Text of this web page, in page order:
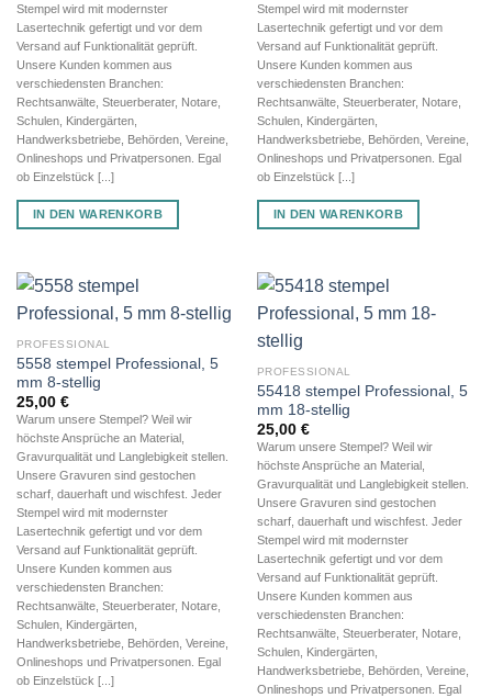
Stempel wird mit modernster
Lasertechnik gefertigt und vor dem
Versand auf Funktionalität geprüft.
Unsere Kunden kommen aus
verschiedensten Branchen:
Rechtsanwälte, Steuerberater, Notare,
Schulen, Kindergärten,
Handwerksbetriebe, Behörden, Vereine,
Onlineshops und Privatpersonen. Egal
ob Einzelstück [...]
IN DEN WARENKORB
Stempel wird mit modernster
Lasertechnik gefertigt und vor dem
Versand auf Funktionalität geprüft.
Unsere Kunden kommen aus
verschiedensten Branchen:
Rechtsanwälte, Steuerberater, Notare,
Schulen, Kindergärten,
Handwerksbetriebe, Behörden, Vereine,
Onlineshops und Privatpersonen. Egal
ob Einzelstück [...]
IN DEN WARENKORB
PROFESSIONAL
5558 stempel Professional, 5
mm 8-stellig
25,00 €
Warum unsere Stempel? Weil wir
höchste Ansprüche an Material,
Gravurqualität und Langlebigkeit stellen.
Unsere Gravuren sind gestochen
scharf, dauerhaft und wischfest. Jeder
Stempel wird mit modernster
Lasertechnik gefertigt und vor dem
Versand auf Funktionalität geprüft.
Unsere Kunden kommen aus
verschiedensten Branchen:
Rechtsanwälte, Steuerberater, Notare,
Schulen, Kindergärten,
Handwerksbetriebe, Behörden, Vereine,
Onlineshops und Privatpersonen. Egal
ob Einzelstück [...]
PROFESSIONAL
55418 stempel Professional, 5
mm 18-stellig
25,00 €
Warum unsere Stempel? Weil wir
höchste Ansprüche an Material,
Gravurqualität und Langlebigkeit stellen.
Unsere Gravuren sind gestochen
scharf, dauerhaft und wischfest. Jeder
Stempel wird mit modernster
Lasertechnik gefertigt und vor dem
Versand auf Funktionalität geprüft.
Unsere Kunden kommen aus
verschiedensten Branchen:
Rechtsanwälte, Steuerberater, Notare,
Schulen, Kindergärten,
Handwerksbetriebe, Behörden, Vereine,
Onlineshops und Privatpersonen. Egal